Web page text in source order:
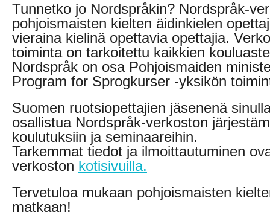
Tunnetko jo Nordspråkin? Nordspråk-
pohjoismaisten kielten äidinkielen
vieraina kielinä opettavia opettajia.
toiminta on tarkoitettu kaikkien
Nordspråk on osa Pohjoismaiden
Program for Sprogkurser -yksikön
Suomen ruotsiopettajien jäsenenä
osallistua Nordspråk-verkoston
koulutuksiin ja seminaareihin.
Tarkemmat tiedot ja ilmoittautuminen
verkoston kotisivuilla.
Tervetuloa mukaan pohjoismaisten
matkaan!